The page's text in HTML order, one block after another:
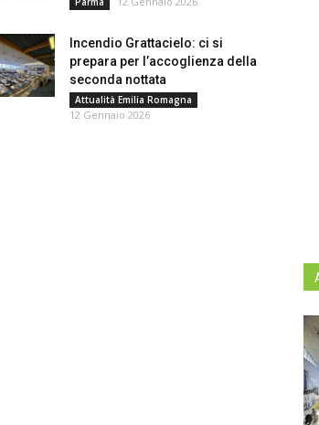
Incendio Grattacielo: ci si
prepara per l’accoglienza della
seconda nottata
Attualità Emilia Romagna
12 Gennaio 2026